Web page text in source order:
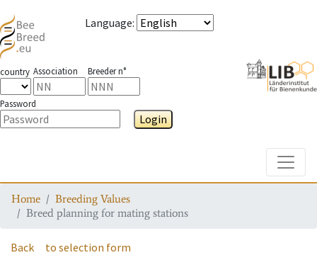
Language:
country Association Breeder n°
Password
Login
Home
Breeding Values
Breed planning for mating stations
Back to selection form